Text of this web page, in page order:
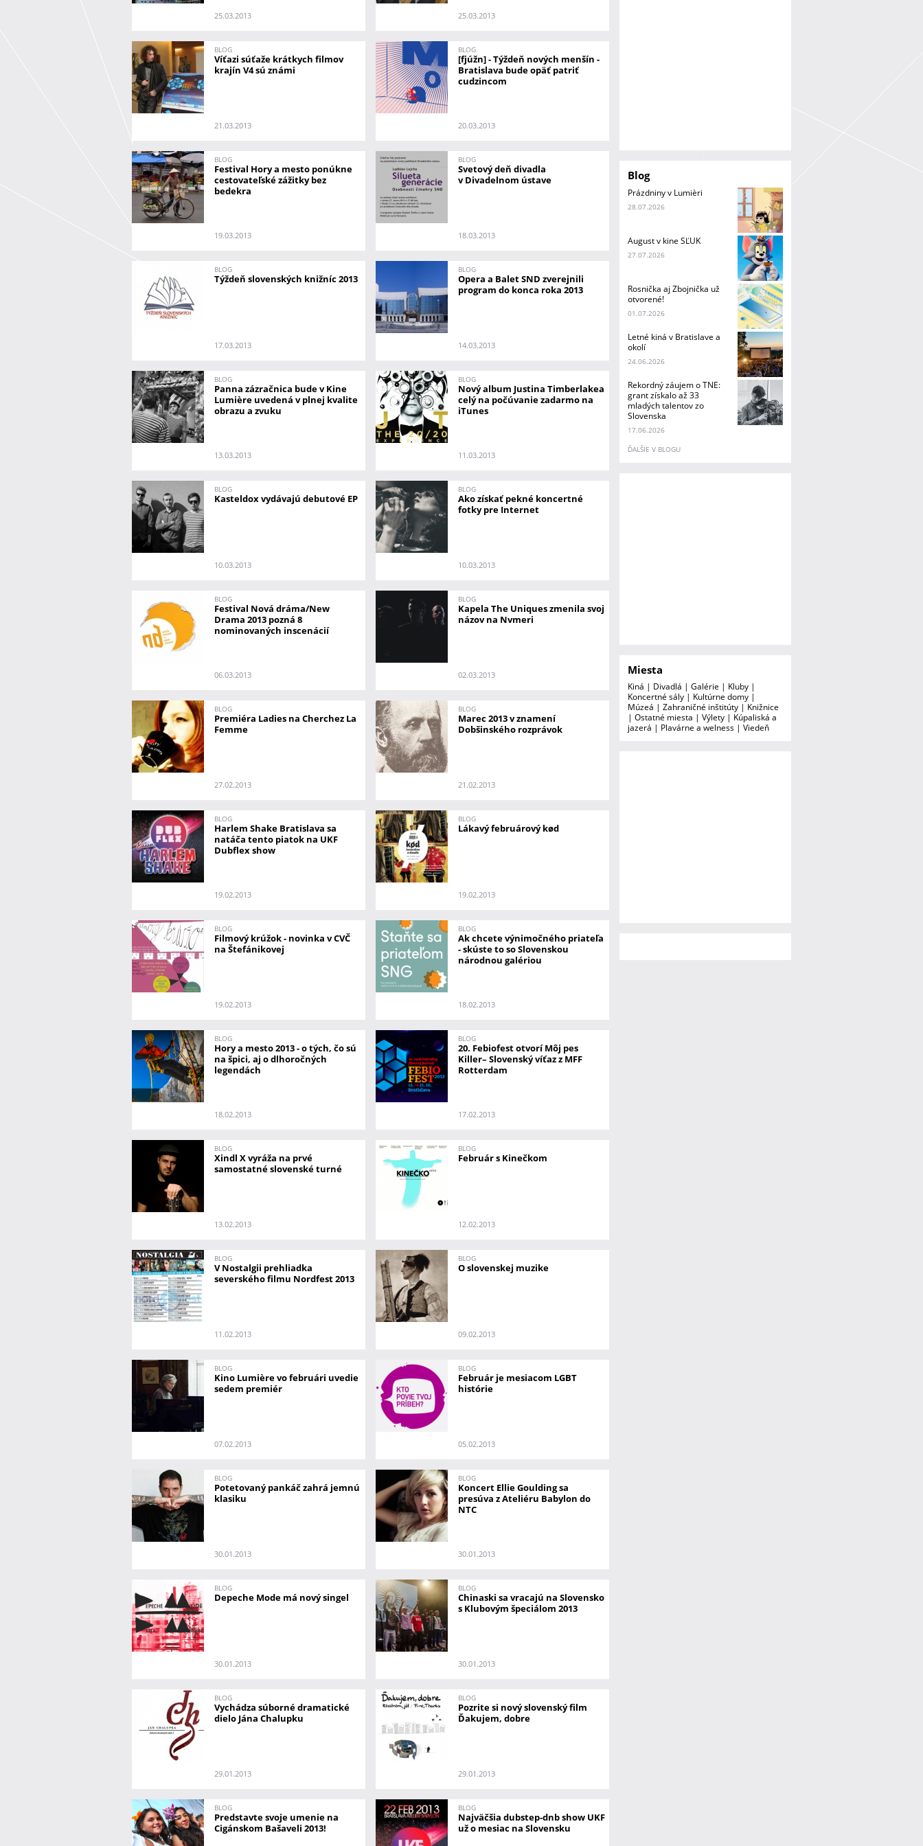
25.03.2013 25.03.2013
BLOG
Víťazi súťaže krátkych filmov
krajín V4 sú známi
21.03.2013
BLOG
[fjúžn] - Týždeň nových menšín -
Bratislava bude opäť patriť
cudzincom
20.03.2013
BLOG
Festival Hory a mesto ponúkne
cestovateľské zážitky bez
bedekra
19.03.2013
BLOG
Svetový deň divadla
v Divadelnom ústave
18.03.2013
BLOG
Týždeň slovenských knižníc 2013
17.03.2013
BLOG
Opera a Balet SND zverejnili
program do konca roka 2013
14.03.2013
BLOG
Panna zázračnica bude v Kine
Lumière uvedená v plnej kvalite
obrazu a zvuku
13.03.2013
BLOG
Nový album Justina Timberlakea
celý na počúvanie zadarmo na
iTunes
11.03.2013
BLOG
Kasteldox vydávajú debutové EP
10.03.2013
BLOG
Ako získať pekné koncertné
fotky pre Internet
10.03.2013
BLOG
Festival Nová dráma/New
Drama 2013 pozná 8
nominovaných inscenácií
06.03.2013
BLOG
Kapela The Uniques zmenila svoj
názov na Nvmeri
02.03.2013
BLOG
Premiéra Ladies na Cherchez La
Femme
27.02.2013
BLOG
Marec 2013 v znamení
Dobšinského rozprávok
21.02.2013
BLOG
Harlem Shake Bratislava sa
natáča tento piatok na UKF
Dubflex show
19.02.2013
BLOG
Lákavý februárový kød
19.02.2013
BLOG
Filmový krúžok - novinka v CVČ
na Štefánikovej
19.02.2013
BLOG
Ak chcete výnimočného priateľa
- skúste to so Slovenskou
národnou galériou
18.02.2013
BLOG
Hory a mesto 2013 - o tých, čo sú
na špici, aj o dlhoročných
legendách
18.02.2013
BLOG
20. Febiofest otvorí Môj pes
Killer– Slovenský víťaz z MFF
Rotterdam
17.02.2013
BLOG
Xindl X vyráža na prvé
samostatné slovenské turné
13.02.2013
BLOG
Február s Kinečkom
12.02.2013
BLOG
V Nostalgii prehliadka
severského filmu Nordfest 2013
11.02.2013
BLOG
O slovenskej muzike
09.02.2013
BLOG
Kino Lumière vo februári uvedie
sedem premiér
07.02.2013
BLOG
Február je mesiacom LGBT
histórie
05.02.2013
BLOG
Potetovaný pankáč zahrá jemnú
klasiku
30.01.2013
BLOG
Koncert Ellie Goulding sa
presúva z Ateliéru Babylon do
NTC
30.01.2013
BLOG
Depeche Mode má nový singel
30.01.2013
BLOG
Chinaski sa vracajú na Slovensko
s Klubovým špeciálom 2013
30.01.2013
BLOG
Vychádza súborné dramatické
dielo Jána Chalupku
29.01.2013
BLOG
Pozrite si nový slovenský film
Ďakujem, dobre
29.01.2013
BLOG
Predstavte svoje umenie na
Cigánskom Bašaveli 2013!
BLOG
Najväčšia dubstep-dnb show UKF
už o mesiac na Slovensku
Blog
Prázdniny v Lumièri
28.07.2026
August v kine SĽUK
27.07.2026
Rosnička aj Zbojnička už
otvorené!
01.07.2026
Letné kiná v Bratislave a
okolí
24.06.2026
Rekordný záujem o TNE:
grant získalo až 33
mladých talentov zo
Slovenska
17.06.2026
ĎALŠIE V BLOGU
Miesta
Kiná | Divadlá | Galérie | Kluby |
Koncertné sály | Kultúrne domy |
Múzeá | Zahraničné inštitúty | Knižnice
| Ostatné miesta | Výlety | Kúpaliská a
jazerá | Plavárne a welness | Viedeň